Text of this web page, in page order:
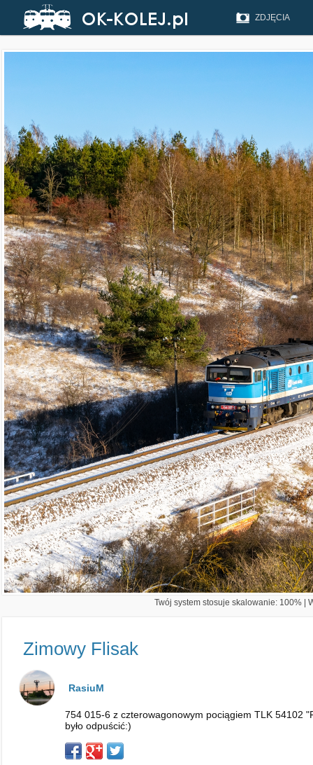
ZDJĘCIA
Twój system stosuje skalowanie: 100% |
Zimowy Flisak
RasiuM
754 015-6 z czterowagonowym pociągiem TLK 54102
było odpuścić:)